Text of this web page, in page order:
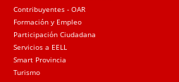
Contribuyentes - OAR
Formación y Empleo
Participación Ciudadana
Servicios a EELL
Smart Provincia
Turismo